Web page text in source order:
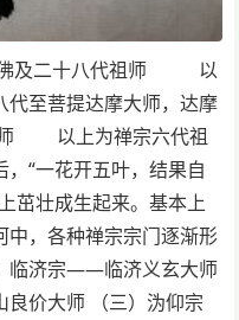
佛及二十八代祖师 以
代至菩提达摩大师，达摩
师 以上为禅宗六代祖
“一花开五叶，结果自
茁壮成生起来。基本上
中，各种禅宗宗门逐渐形
济宗——临济义玄大师
价大师 （三）沩仰宗